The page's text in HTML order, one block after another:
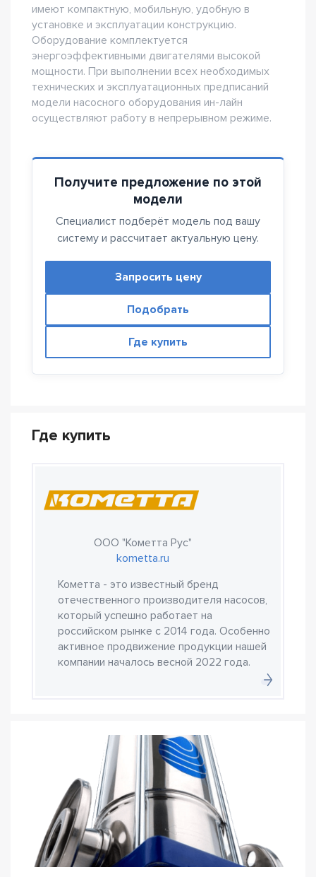
имеют компактную, мобильную, удобную в
установке и эксплуатации конструкцию.
Оборудование комплектуется
энергоэффективными двигателями высокой
мощности. При выполнении всех необходимых
технических и эксплуатационных предписаний
модели насосного оборудования ин-лайн
осуществляют работу в непрерывном режиме.
Получите предложение по этой
модели
Специалист подберёт модель под вашу
систему и рассчитает актуальную цену.
Запросить цену
Подобрать
Где купить
Где купить
ООО "Кометта Рус"
kometta.ru
Кометта - это известный бренд
отечественного производителя насосов,
который успешно работает на
российском рынке с 2014 года. Особенно
активное продвижение продукции нашей
компании началось весной 2022 года.